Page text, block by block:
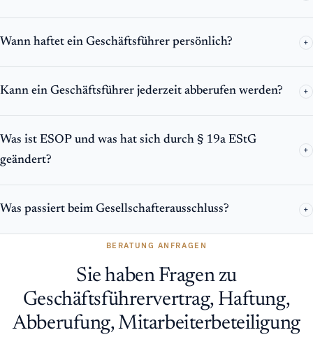
Wann haftet ein Geschäftsführer persönlich? +
Kann ein Geschäftsführer jederzeit abberufen werden? +
Was ist ESOP und was hat sich durch § 19a EStG
geändert?
+
Was passiert beim Gesellschafterausschluss? +
BERATUNG ANFRAGEN
Sie haben Fragen zu
Geschäftsführervertrag, Haftung,
Abberufung, Mitarbeiterbeteiligung